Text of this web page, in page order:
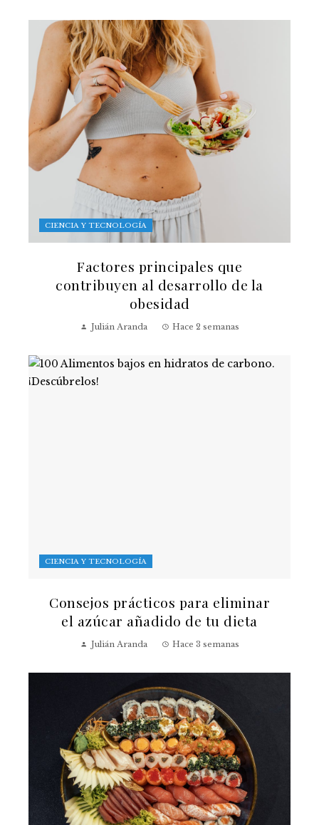
CIENCIA Y TECNOLOGÍA
Factores principales que
contribuyen al desarrollo de la
obesidad
Julián Aranda Hace 2 semanas
CIENCIA Y TECNOLOGÍA
Consejos prácticos para eliminar
el azúcar añadido de tu dieta
Julián Aranda Hace 3 semanas